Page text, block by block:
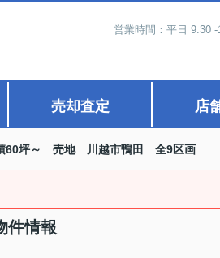
営業時間：平日
売却査定 店
60坪～ 売地 川越市鴨田 全9区画
情報